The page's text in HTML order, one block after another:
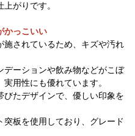
がりです。
かっこいい
されているため、キズや汚れ
デーションや飲み物などがこぼ
用性にも優れています。
たデザインで、優しい印象を
板を使用しており、グレード